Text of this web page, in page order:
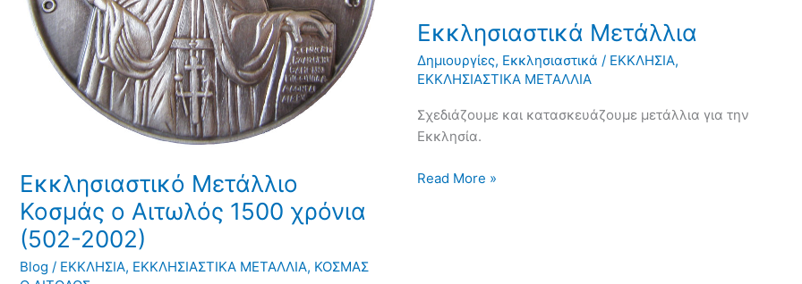
Εκκλησιαστικό Μετάλλιο
Κοσμάς ο Αιτωλός 1500 χρόνια
(502-2002)
Blog / ΕΚΚΛΗΣΙΑ, ΕΚΚΛΗΣΙΑΣΤΙΚΑ ΜΕΤΑΛΛΙΑ, ΚΟΣΜΑΣ
Εκκλησιαστικά Μετάλλια
Δημιουργίες, Εκκλησιαστικά / ΕΚΚΛΗΣΙΑ,
ΕΚΚΛΗΣΙΑΣΤΙΚΑ ΜΕΤΑΛΛΙΑ
Σχεδιάζουμε και κατασκευάζουμε μετάλλια για την
Εκκλησία.
Read More »